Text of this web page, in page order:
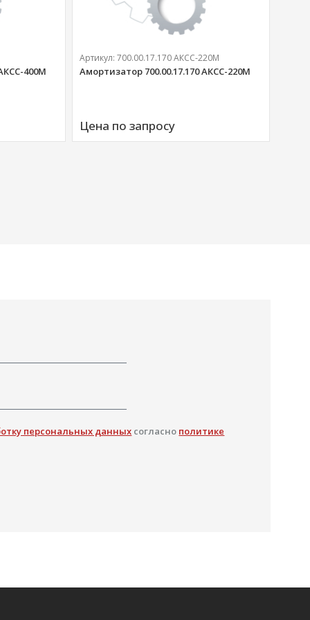
400М
Артикул:700.00.17.170 АКСС-220М
Амортизатор 700.00.17.170 АКСС-220М
Цена по запросу
персональных данных согласно политике